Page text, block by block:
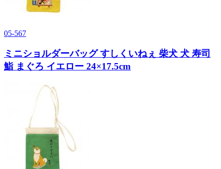
05-567
ミニショルダーバッグ すしくいねぇ 柴犬 犬 寿司
鮨 まぐろ イエロー 24×17.5cm